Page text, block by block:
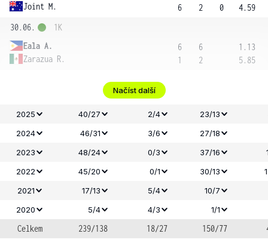
Joint M.
6
2
0
4.59
30.06.
Eala A.
Zarazua R.
1K
6
1
6
2
1.13
5.85
Načíst další
2025 40/27 2/4 23/13
2024
46/31 3/6 27/18
2023
48/24 0/3 37/16
2022
45/20 0/1 30/13
2021
17/13 5/4 10/7
2020
5/4 4/3 1/1
Celkem 239/138 18/27 150/77